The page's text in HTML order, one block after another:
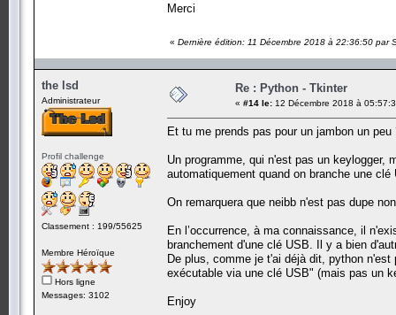
Merci
« Dernière édition: 11 Décembre 2018 à 22:36:50 par
the lsd
Administrateur
Profil challenge
Classement : 199/55625
Membre Héroïque
Hors ligne
Messages: 3102
Re : Python - Tkinter
« #14 le: 12 Décembre 2018 à
Et tu me prends pas pour un jambon un peu
Un programme, qui n'est pas un keylogger,
automatiquement quand on branche une
On remarquera que neibb n'est pas dupe
En l’occurrence, à ma connaissance, il
branchement d'une clé USB. Il y a bien
De plus, comme je t'ai déjà dit, python
exécutable via une clé USB" (mais pas un
Enjoy